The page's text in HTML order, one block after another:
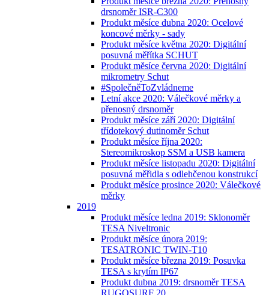
drsnoměr ISR-C300
Produkt měsíce dubna 2020: Ocelové
koncové měrky - sady
Produkt měsíce května 2020: Digitální
posuvná měřítka SCHUT
Produkt měsíce června 2020: Digitální
mikrometry Schut
#SpolečněToZvládneme
Letní akce 2020: Válečkové měrky a
přenosný drsnoměr
Produkt měsíce září 2020: Digitální
třídotekový dutinoměr Schut
Produkt měsíce října 2020:
Stereomikroskop SSM a USB kamera
Produkt měsíce listopadu 2020: Digitální
posuvná měřidla s odlehčenou konstrukcí
Produkt měsíce prosince 2020: Válečkové
měrky
2019
Produkt měsíce ledna 2019: Sklonoměr
TESA Niveltronic
Produkt měsíce února 2019:
TESATRONIC TWIN-T10
Produkt měsíce března 2019: Posuvka
TESA s krytím IP67
Produkt dubna 2019: drsnoměr TESA
RUGOSURF 20